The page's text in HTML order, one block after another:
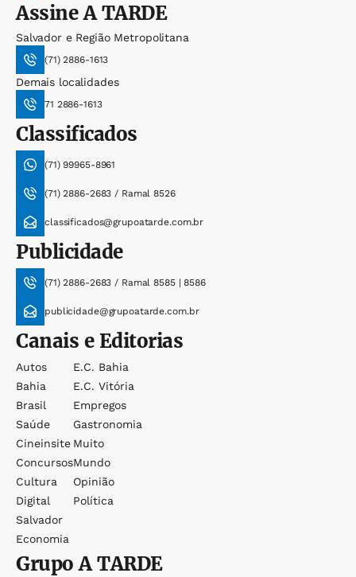
AssineA TARDE
Salvador e Região Metropolitana
(71) 2886-1613
Demais localidades
71 2886-1613
Classificados
(71) 99965-8961
(71) 2886-2683 / Ramal 8526
classificados@grupoatarde.com.br
Publicidade
(71) 2886-2683 / Ramal 8585 | 8586
publicidade@grupoatarde.com.br
Canais e Editorias
Autos
Bahia
Brasil
Saúde
Cineinsite
Concursos
Cultura
Digital
Salvador
Economia
E.c. Bahia
E.c. Vitória
Empregos
Gastronomia
Muito
Mundo
Opinião
Política
GrupoA TARDE